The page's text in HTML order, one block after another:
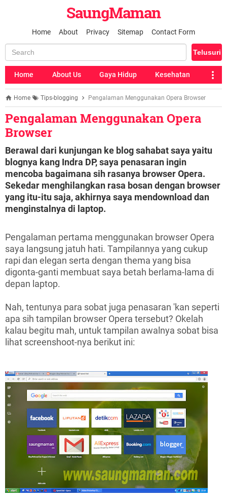
SaungMaman
Home About Privacy Sitemap Contact Form
Home About Us Gaya Hidup Kesehatan
Home Tips-blogging Pengalaman Menggunakan Opera Browser
Pengalaman Menggunakan Opera
Browser
Berawal dari kunjungan ke blog sahabat saya yaitu
blognya kang Indra DP, saya penasaran ingin
mencoba bagaimana sih rasanya browser Opera.
Sekedar menghilangkan rasa bosan dengan browser
yang itu-itu saja, akhirnya saya mendownload dan
menginstalnya di laptop.
Pengalaman pertama menggunakan browser Opera
saya langsung jatuh hati. Tampilannya yang cukup
rapi dan elegan serta dengan thema yang bisa
digonta-ganti membuat saya betah berlama-lama di
depan laptop.
Nah, tentunya para sobat juga penasaran 'kan seperti
apa sih tampilan browser Opera tersebut? Okelah
kalau begitu mah, untuk tampilan awalnya sobat bisa
lihat screenshoot-nya berikut ini: